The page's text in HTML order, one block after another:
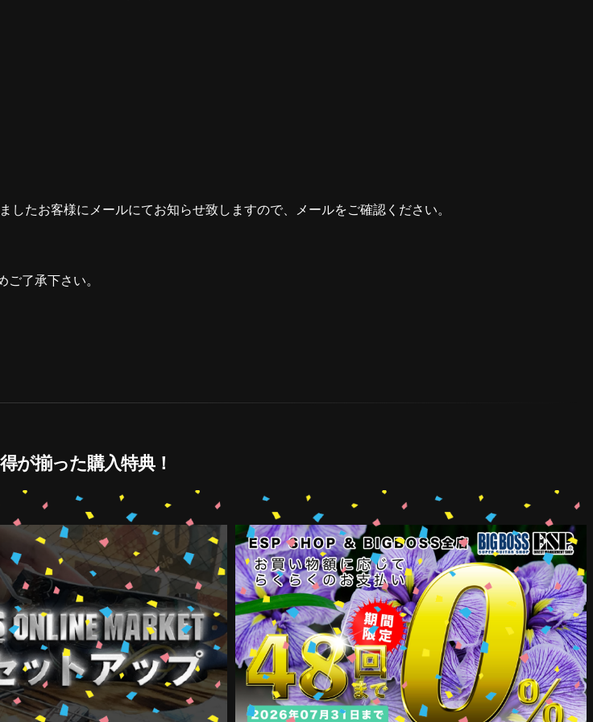
たお客様にメールにてお知らせ致しますので、メールをご確認ください。
了承下さい。
が揃った購入特典！